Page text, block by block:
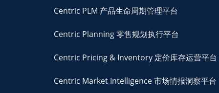
Centric PLM 产品生命周期管理平台
Centric Planning 零售规划执行平台
Centric Pricing & Inventory 定价库存运营平台
Centric Market Intelligence 市场情报洞察平台